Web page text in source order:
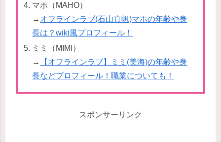
マホ（MAHO）
→ オフラインラブ(石山真帆)マホの年齢や身
長は？wiki風プロフィール！
ミミ（MIMI）
→
【オフラインラブ】ミミ(美海)の年齢や身
長などプロフィール！職業についても！
スポンサーリンク